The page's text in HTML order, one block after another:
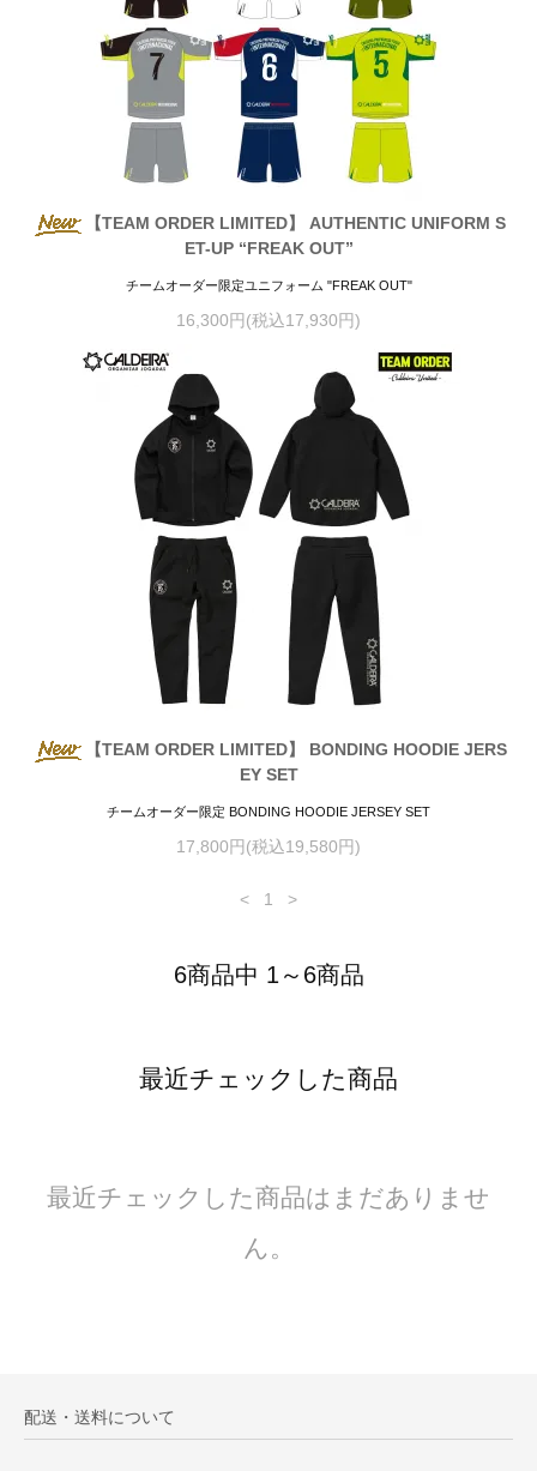
【TEAM ORDER LIMITED】 AUTHENTIC UNIFORM S
ET-UP “FREAK OUT”
チームオーダー限定ユニフォーム "FREAK OUT"
16,300円(税込17,930円)
【TEAM ORDER LIMITED】 BONDING HOODIE JERS
EY SET
チームオーダー限定 BONDING HOODIE JERSEY SET
17,800円(税込19,580円)
< 1 >
6商品中 1～6商品
最近チェックした商品
最近チェックした商品はまだありませ
ん。
配送・送料について